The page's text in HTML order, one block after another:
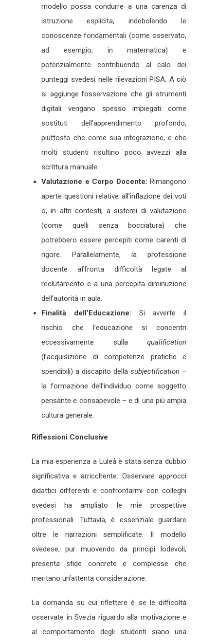
modello possa condurre a una carenza di
istruzione esplicita, indebolendo le
conoscenze fondamentali (come osservato,
ad esempio, in matematica) e
potenzialmente contribuendo al calo dei
punteggi svedesi nelle rilevazioni PISA. A ciò
si aggiunge l’osservazione che gli strumenti
digitali vengano spesso impiegati come
sostituti dell’apprendimento profondo,
piuttosto che come sua integrazione, e che
molti studenti risultino poco avvezzi alla
scrittura manuale.
Valutazione e Corpo Docente: Rimangono
aperte questioni relative all’inflazione dei voti
o, in altri contesti, a sistemi di valutazione
(come quelli senza bocciatura) che
potrebbero essere percepiti come carenti di
rigore. Parallelamente, la professione
docente affronta difficoltà legate al
reclutamento e a una percepita diminuzione
dell’autorità in aula.
Finalità dell’Educazione: Si avverte il
rischio che l’educazione si concentri
eccessivamente sulla qualification
(l’acquisizione di competenze pratiche e
spendibili) a discapito della subjectification –
la formazione dell’individuo come soggetto
pensante e consapevole – e di una più ampia
cultura generale.
Riflessioni Conclusive
La mia esperienza a Luleå è stata senza dubbio
significativa e arricchente. Osservare approcci
didattici differenti e confrontarmi con colleghi
svedesi ha ampliato le mie prospettive
professionali. Tuttavia, è essenziale guardare
oltre le narrazioni semplificate. Il modello
svedese, pur muovendo da principi lodevoli,
presenta sfide concrete e complesse che
meritano un’attenta considerazione.
La domanda su cui riflettere è se le difficoltà
osservate in Svezia riguardo alla motivazione e
al comportamento degli studenti siano una